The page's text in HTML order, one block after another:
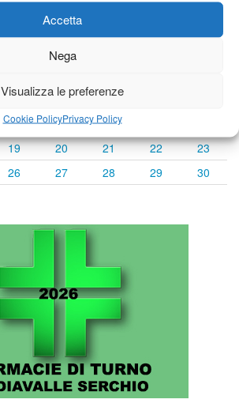
Accetta
Nega
Visualizza le preferenze
Cookie PolicyPrivacy Policy
Agosto 2026
5 6 7
12 13 14
19 20 21 22
23
26 27 28 29
30